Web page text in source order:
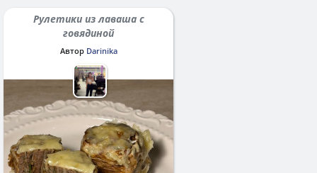
Рулетики из лаваша с
говядиной
Автор Darinika